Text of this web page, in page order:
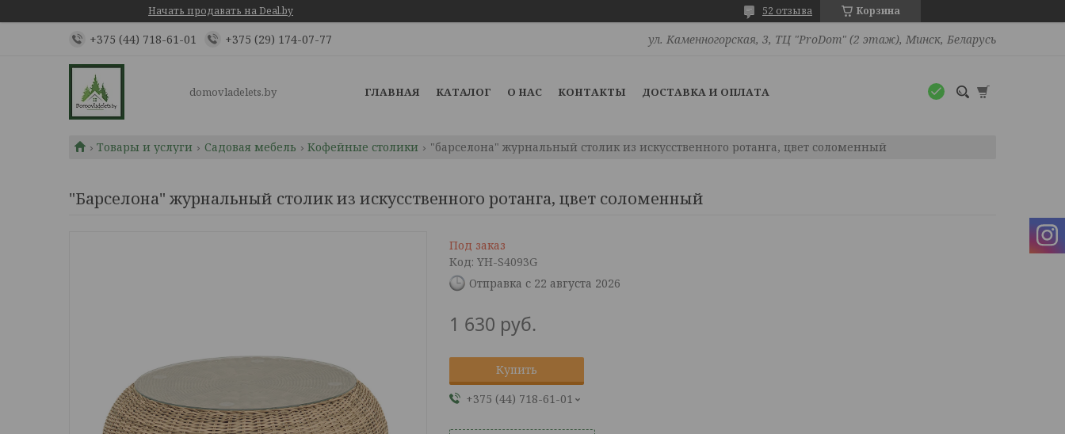
Начать продавать на Deal.by Корзина
52 отзыва
+375 (44) 718-61-01 +375 (29) 174-07-77 ул. Каменногорская, 3, ТЦ "ProDom" (2 этаж), Минск, Беларусь
domovladelets.by ГЛАВНАЯ КАТАЛОГ О НАС КОНТАКТЫ ДОСТАВКА И ОПЛАТА
Товары и услуги Садовая мебель Кофейные столики "барселона" журнальный столик из искусственного ротанга, цвет соломенный
"Барселона" журнальный столик из искусственного ротанга, цвет соломенный
Под заказ
Код: YH-S4093G
Отправка с 22 августа 2026
1 630 руб.
Купить
+375 (44) 718-61-01